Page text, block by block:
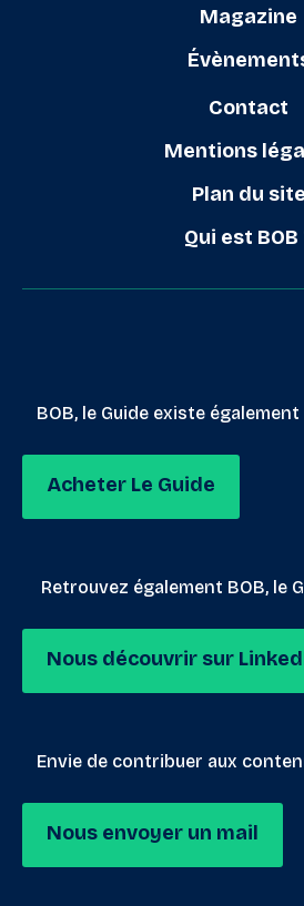
Magazine
Contact
Mentions
Plan du site
Qui est BOB
BOB, le Guide existe
Acheter Le Guide
Retrouvez également BOB, le
Nous découvrir sur
Envie de contribuer aux
Nous envoyer un mail